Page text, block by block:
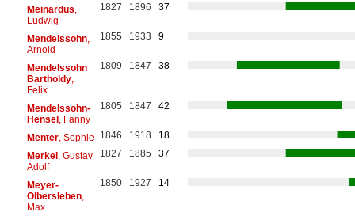
Meinardus
Ludwig
1827 1896 37
Mendelssohn,
Arnold
1855 1933 9
Mendelssohn
Bartholdy,
Felix
1809 1847 38
Mendelssohn-
Hensel, Fanny
1805 1847 42
Menter, Sophie 1846 1918
18
Merkel, Gustav
Adolf
1827 1885 37
Meyer-
Olbersleben,
Max
1850 1927 14